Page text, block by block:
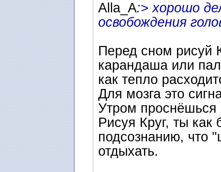
Alla_A:> хорошо
освобождения
Перед сном рисуй
карандаша или
как тепло
Для мозга это
Утром проснёшься
Рисуя Круг, ты
подсознанию, что
отдыхать.